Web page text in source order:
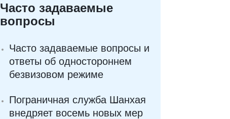
Часто задаваемые
вопросы
Часто задаваемые вопросы и
ответы об одностороннем
безвизовом режиме
Пограничная служба Шанхая
внедряет восемь новых мер